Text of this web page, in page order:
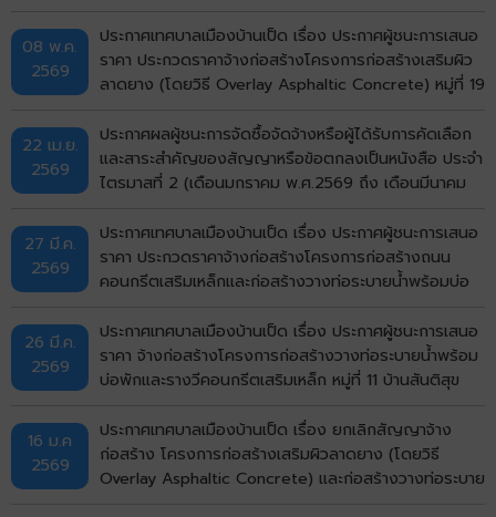
08 พ.ค.
2569
ประกาศเทศบาลเมืองบ้านเป็ด เรื่อง ประกาศผู้ชนะการเสนอ
ราคา ประกวดราคาจ้างก่อสร้างโครงการก่อสร้างเสริมผิว
ลาดยาง (โดยวิธี Overlay Asphaltic Concrete) หมู่ที่ 19
เมืองขอนแก่น จังหวัดขอนแก่น ด้วยวิธีประกวดราคาอิเล็ก
ทรอกนิกส์ (e-bidding)
22 เม.ย.
2569
ประกาศผลผู้ชนะการจัดซื้อจัดจ้างหรือผู้ได้รับการคัดเลือก
และสาระสำคัญของสัญญาหรือข้อตกลงเป็นหนังสือ ประจำ
ไตรมาสที่ 2 (เดือนมกราคม พ.ศ.2569 ถึง เดือนมีนาคม
27 มี.ค.
2569
ประกาศเทศบาลเมืองบ้านเป็ด เรื่อง ประกาศผู้ชนะการเสนอ
ราคา ประกวดราคาจ้างก่อสร้างโครงการก่อสร้างถนน
คอนกรีตเสริมเหล็กและก่อสร้างวางท่อระบายน้ำพร้อมบ่อ
(หน้าศาลาอเนกประสงค์สามแยก ถึงบ้านนางสุพร) ตำบล
บ้านเป็ด อำเภอเมืองขอนแก่น จังหวัดขอนแก่น ด้วยวิธี
ประกวดราคาอิเล็กทรอนิกส์ (e-bidding)
26 มี.ค.
2569
ประกาศเทศบาลเมืองบ้านเป็ด เรื่อง ประกาศผู้ชนะการเสนอ
ราคา จ้างก่อสร้างโครงการก่อสร้างวางท่อระบายน้ำพร้อม
บ่อพักและรางวีคอนกรีตเสริมเหล็ก หมู่ที่ 11 บ้านสันติสุข
ขอนแก่น โดยวิธีคัดเลือก
16 ม.ค
2569
ประกาศเทศบาลเมืองบ้านเป็ด เรื่อง ยกเลิกสัญญาจ้าง
ก่อสร้าง โครงการก่อสร้างเสริมผิวลาดยาง (โดยวิธี
Overlay Asphaltic Concrete) และก่อสร้างวางท่อระบาย